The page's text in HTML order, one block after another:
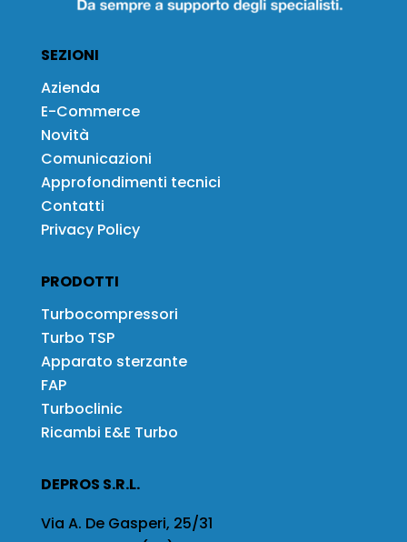
SEZIONI
Azienda
E-Commerce
Novità
Comunicazioni
Approfondimenti tecnici
Contatti
Privacy Policy
PRODOTTI
Turbocompressori
Turbo TSP
Apparato sterzante
FAP
Turboclinic
Ricambi E&E Turbo
DEPROS S.R.L.
Via A. De Gasperi, 25/31